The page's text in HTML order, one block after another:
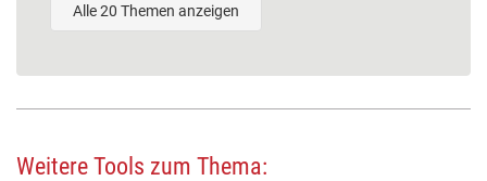
Alle 20 Themen anzeigen
Weitere Tools zum Thema: